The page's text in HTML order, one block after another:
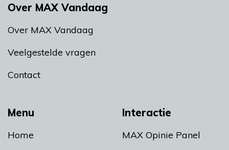
Menu
Home
Interactie
MAX Opinie Panel
Over MAX Vandaag
Over MAX Vandaag
Veelgestelde vragen
Contact